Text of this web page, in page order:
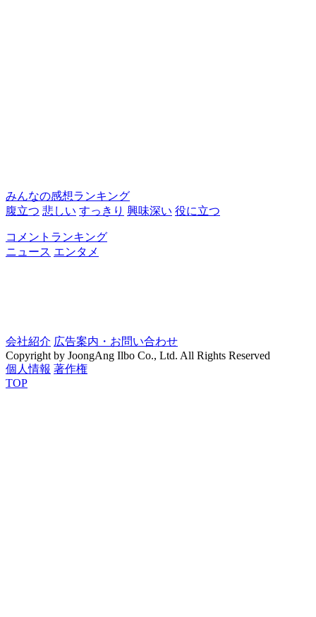
みんなの感想ランキング
腹立つ 悲しい すっきり 興味深い 役に立つ
コメントランキング
ニュース エンタメ
会社紹介 広告案内・お問い合わせ
Copyright by JoongAng Ilbo Co., Ltd. All Rights Reserved
個人情報 著作権
TOP